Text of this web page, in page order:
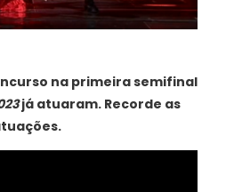
na primeira semifinal
já atuaram. Recorde as